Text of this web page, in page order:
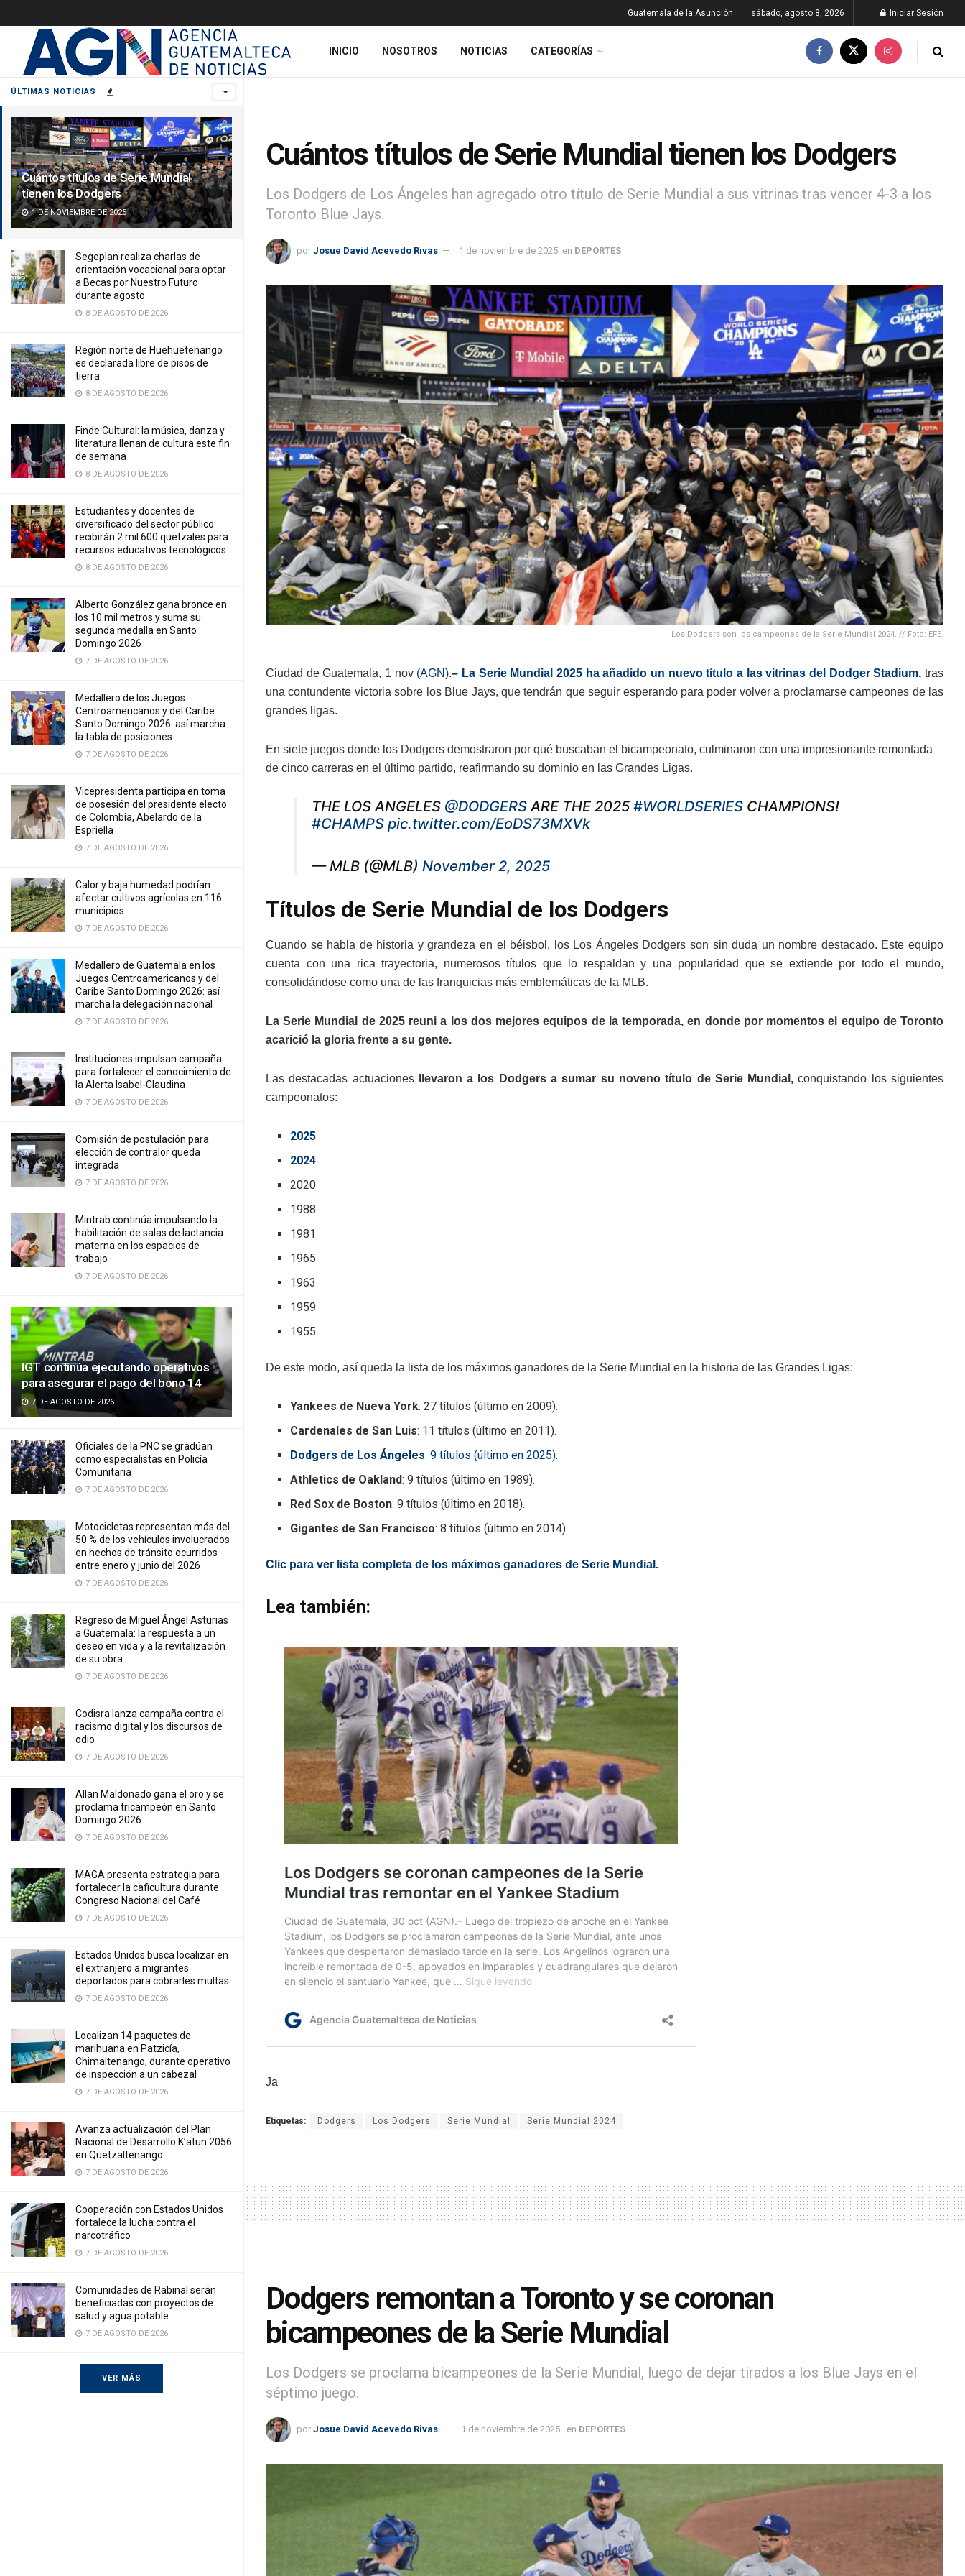
ÚLTIMAS NOTICIAS
Cuántos títulos de Serie Mundial
tienen los Dodgers
1 DE NOVIEMBRE DE 2025
Segeplan realiza charlas de
orientación vocacional para optar
a Becas por Nuestro Futuro
durante agosto
8 DE AGOSTO DE 2026
Región norte de Huehuetenango
es declarada libre de pisos de
tierra
8 DE AGOSTO DE 2026
Finde Cultural: la música, danza y
literatura llenan de cultura este fin
de semana
8 DE AGOSTO DE 2026
Estudiantes y docentes de
diversificado del sector público
recibirán 2 mil 600 quetzales para
recursos educativos tecnológicos
8 DE AGOSTO DE 2026
Alberto González gana bronce en
los 10 mil metros y suma su
segunda medalla en Santo
Domingo 2026
7 DE AGOSTO DE 2026
Medallero de los Juegos
Centroamericanos y del Caribe
Santo Domingo 2026: así marcha
la tabla de posiciones
7 DE AGOSTO DE 2026
Vicepresidenta participa en toma
de posesión del presidente electo
de Colombia, Abelardo de la
Espriella
7 DE AGOSTO DE 2026
Calor y baja humedad podrían
afectar cultivos agrícolas en 116
municipios
7 DE AGOSTO DE 2026
Medallero de Guatemala en los
Juegos Centroamericanos y del
Caribe Santo Domingo 2026: así
marcha la delegación nacional
7 DE AGOSTO DE 2026
Instituciones impulsan campaña
para fortalecer el conocimiento de
la Alerta Isabel-Claudina
7 DE AGOSTO DE 2026
Comisión de postulación para
elección de contralor queda
integrada
7 DE AGOSTO DE 2026
Mintrab continúa impulsando la
habilitación de salas de lactancia
materna en los espacios de
trabajo
7 DE AGOSTO DE 2026
IGT continúa ejecutando operativos
para asegurar el pago del bono 14
7 DE AGOSTO DE 2026
Oficiales de la PNC se gradúan
como especialistas en Policía
Comunitaria
7 DE AGOSTO DE 2026
Motocicletas representan más del
50 % de los vehículos involucrados
en hechos de tránsito ocurridos
entre enero y junio del 2026
7 DE AGOSTO DE 2026
Regreso de Miguel Ángel Asturias
a Guatemala: la respuesta a un
deseo en vida y a la revitalización
de su obra
7 DE AGOSTO DE 2026
Codisra lanza campaña contra el
racismo digital y los discursos de
odio
7 DE AGOSTO DE 2026
Allan Maldonado gana el oro y se
proclama tricampeón en Santo
Domingo 2026
7 DE AGOSTO DE 2026
MAGA presenta estrategia para
fortalecer la caficultura durante
Congreso Nacional del Café
7 DE AGOSTO DE 2026
Estados Unidos busca localizar en
el extranjero a migrantes
deportados para cobrarles multas
7 DE AGOSTO DE 2026
Localizan 14 paquetes de
marihuana en Patzicía,
Chimaltenango, durante operativo
de inspección a un cabezal
7 DE AGOSTO DE 2026
Avanza actualización del Plan
Nacional de Desarrollo K’atun 2056
en Quetzaltenango
7 DE AGOSTO DE 2026
Cooperación con Estados Unidos
fortalece la lucha contra el
narcotráfico
7 DE AGOSTO DE 2026
Comunidades de Rabinal serán
beneficiadas con proyectos de
salud y agua potable
7 DE AGOSTO DE 2026
VER MÁS
Guatemala de la Asunción sábado, agosto 8, 2026 Iniciar Sesión
INICIO NOSOTROS NOTICIAS CATEGORÍAS
Cuántos títulos de Serie Mundial tienen los Dodgers
Los Dodgers de Los Ángeles han agregado otro título de Serie Mundial a sus vitrinas tras vencer 4-3 a los
Toronto Blue Jays.
por Josue David Acevedo Rivas 1 de noviembre de 2025 en DEPORTES
Los Dodgers son los campeones de la Serie Mundial 2024. // Foto: EFE.
Ciudad de Guatemala, 1 nov (AGN).– La Serie Mundial 2025 ha añadido un nuevo título a las vitrinas del Dodger Stadium, tras
una contundente victoria sobre los Blue Jays, que tendrán que seguir esperando para poder volver a proclamarse campeones de las
grandes ligas.
En siete juegos donde los Dodgers demostraron por qué buscaban el bicampeonato, culminaron con una impresionante remontada
de cinco carreras en el último partido, reafirmando su dominio en las Grandes Ligas.
THE LOS ANGELES @DODGERS ARE THE 2025 #WORLDSERIES CHAMPIONS!
#CHAMPS pic.twitter.com/EoDS73MXVk
— MLB (@MLB) November 2, 2025
Títulos de Serie Mundial de los Dodgers
Cuando se habla de historia y grandeza en el béisbol, los Los Ángeles Dodgers son sin duda un nombre destacado. Este equipo
cuenta con una rica trayectoria, numerosos títulos que lo respaldan y una popularidad que se extiende por todo el mundo,
consolidándose como una de las franquicias más emblemáticas de la MLB.
La Serie Mundial de 2025 reuni a los dos mejores equipos de la temporada, en donde por momentos el equipo de Toronto
acarició la gloria frente a su gente.
Las destacadas actuacionesllevaron a los Dodgers a sumar su noveno título de Serie Mundial, conquistando los siguientes
campeonatos:
2025
2024
2020
1988
1981
1965
1963
1959
1955
De este modo, así queda la lista de los máximos ganadores de la Serie Mundial en la historia de las Grandes Ligas:
Yankees de Nueva York: 27 títulos (último en 2009).
Cardenales de San Luis: 11 títulos (último en 2011).
Dodgers de Los Ángeles: 9 títulos (último en 2025).
Athletics de Oakland: 9 títulos (último en 1989).
Red Sox de Boston: 9 títulos (último en 2018).
Gigantes de San Francisco: 8 títulos (último en 2014).
Clic para ver lista completa de los máximos ganadores de Serie Mundial.
Lea también:
Ja
Etiquetas: Dodgers Los Dodgers Serie Mundial Serie Mundial 2024
Dodgers remontan a Toronto y se coronan
bicampeones de la Serie Mundial
Los Dodgers se proclama bicampeones de la Serie Mundial, luego de dejar tirados a los Blue Jays en el
séptimo juego.
por Josue David Acevedo Rivas 1 de noviembre de 2025 en DEPORTES